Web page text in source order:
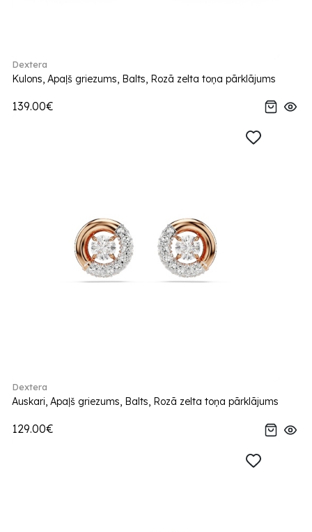
Dextera
Kulons, Apaļš griezums, Balts, Rozā zelta toņa pārklājums
139.00€
Dextera
Auskari, Apaļš griezums, Balts, Rozā zelta toņa pārklājums
129.00€